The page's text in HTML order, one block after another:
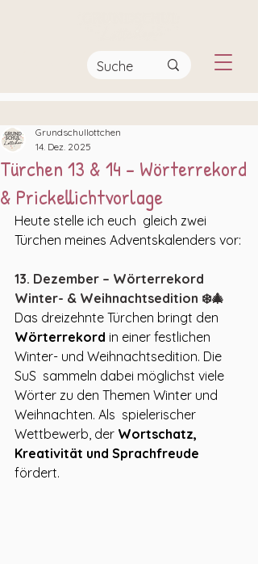
Türchen 13 & 14 - Wörterrekord
& Prickellichtvorlage
Grundschullottchen
14. Dez. 2025
Heute stelle ich euch  gleich zwei
Türchen meines Adventskalenders vor:
13. Dezember – Wörterrekord
Winter- & Weihnachtsedition ❄️🎄
Das dreizehnte Türchen bringt den
Wörterrekord in einer festlichen
Winter- und Weihnachtsedition. Die
SuS  sammeln dabei möglichst viele
Wörter zu den Themen Winter und
Weihnachten. Als  spielerischer
Wettbewerb, der Wortschatz,
Kreativität und Sprachfreude
fördert.